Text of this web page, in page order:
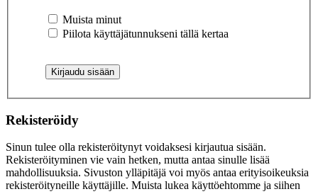
Muista minut
Piilota käyttäjätunnukseni tällä kertaa
Rekisteröidy
Sinun tulee olla rekisteröitynyt voidaksesi kirjautua sisään.
Rekisteröityminen vie vain hetken, mutta antaa sinulle lisää
mahdollisuuksia. Sivuston ylläpitäjä voi myös antaa erityisoikeuksia
rekisteröityneille käyttäjille. Muista lukea käyttöehtomme ja siihen